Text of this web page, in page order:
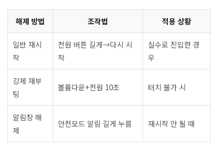
해제 방법 조작법 적용 상황
일반 재시
작
전원 버튼 길게→다시 시
작
실수로 진입한 경
우
강제 재부
팅
볼륨다운+전원 10초 터치 불가 시
알림창 해
제
안전모드 알림 길게 누름 재시작 안 될 때